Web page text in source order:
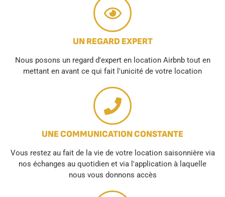
UN REGARD EXPERT
Nous posons un regard d'expert en location Airbnb tout en
mettant en avant ce qui fait l'unicité de votre location
UNE COMMUNICATION CONSTANTE
Vous restez au fait de la vie de votre location saisonnière via
nos échanges au quotidien et via l'application à laquelle
nous vous donnons accès